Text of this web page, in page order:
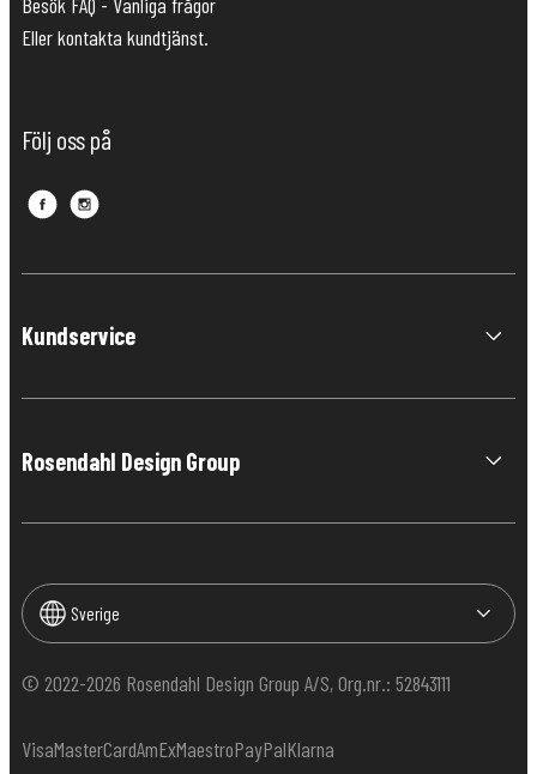
Eller kontakta kundtjänst.
Följ oss på
Kundservice
Rosendahl Design Group
© 2022-2026 Rosendahl Design Group A/S, Org.nr.: 52843111
VisaMasterCardAmExMaestroPayPalKlarna
Sverige